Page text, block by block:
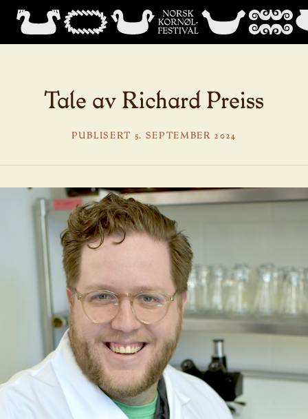
Tale av Richard Preiss
PUBLISERT 5. SEPTEMBER 2024